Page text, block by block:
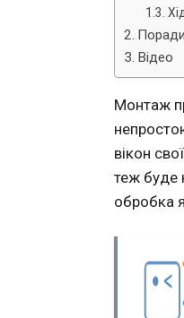
Відео
Монтаж
вікон
теж буде
обробка